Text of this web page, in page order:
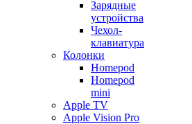
Зарядные
устройства
Чехол-
клавиатура
Колонки
Homepod
Homepod
mini
Apple TV
Apple Vision Pro